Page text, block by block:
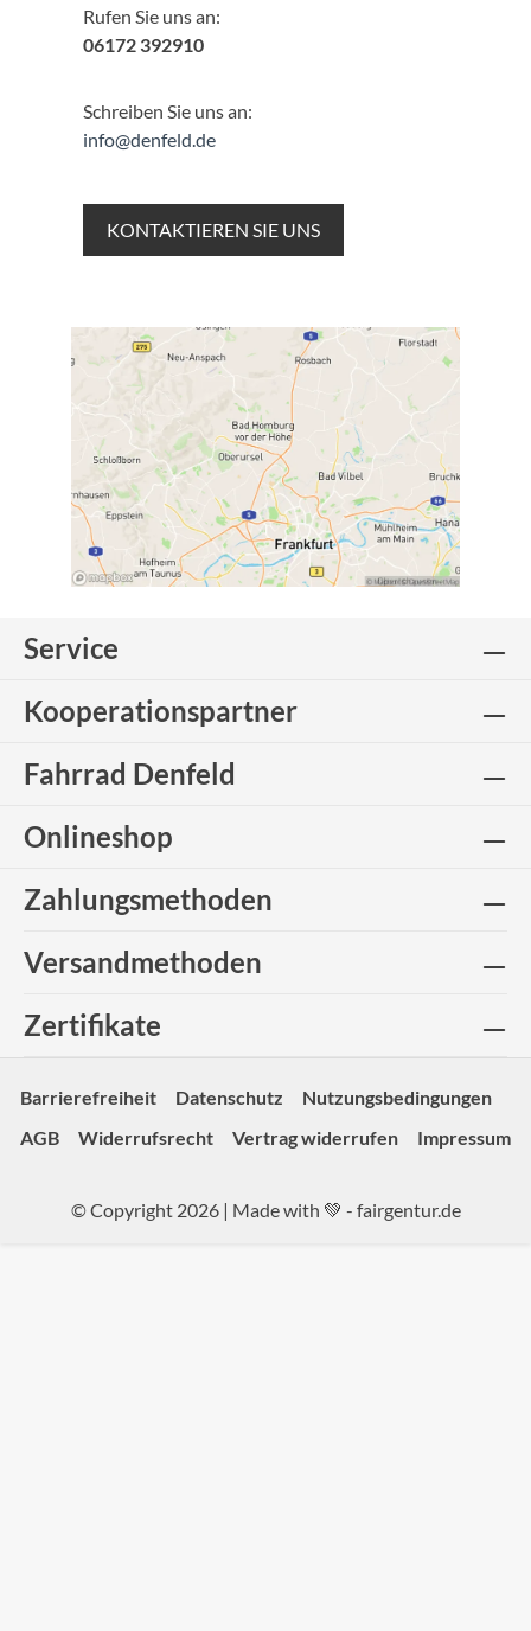
Rufen Sie uns an:
06172 392910
Schreiben Sie uns an:
info@denfeld.de
KONTAKTIEREN SIE UNS
Service
Kooperationspartner
Fahrrad Denfeld
Onlineshop
Zahlungsmethoden
Versandmethoden
Zertifikate
Barrierefreiheit Datenschutz
Nutzungsbedingungen
AGB
Widerrufsrecht Vertrag widerrufen Impressum
© Copyright 2026 | Made with 💚 - fairgentur.de